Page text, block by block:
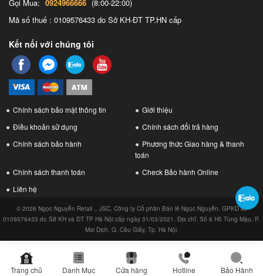
Gọi Mua: 0924966666 (8:00-22:00)
Mã số thuế : 0109576433 do Sở KH-ĐT TP.HN cấp
Kết nối với chúng tôi
Chính sách bảo mật thông tin
Giới thiệu
Điều khoản sử dụng
Chính sách đổi trả hàng
Chính sách bảo hành
Phương thức Giao hàng & thanh
toán
Chính sách thanh toán
Check Bảo hành Online
Liên hệ
© 2026 Ngọc Nguyễn Retail ,. JSC. Công ty Cổ phần Bán lẻ Ngọc Nguyễn. GPKD số
0109576433 do Sở KH và ĐT TP Hà Nội cấp ngày 31/03/2021. Địa chỉ: Số 6 Hồ Tùng Mậu, P.
Mai Dịch, Q. Cầu Giấy, Tp. Hà Nội.
Trang chủ Danh Mục Cửa hàng Hotline Bảo Hành